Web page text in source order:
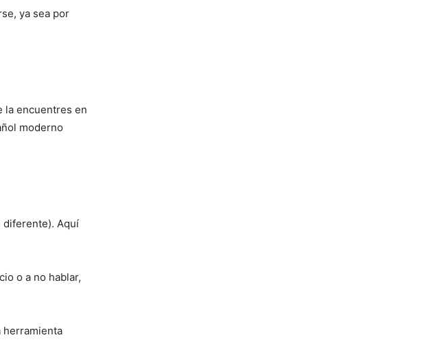
ya sea por
la encuentres en
moderno
diferente). Aquí
o a no hablar,
herramienta